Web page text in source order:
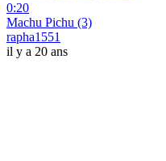
0:20
Machu Pichu (3)
rapha1551
il y a 20 ans